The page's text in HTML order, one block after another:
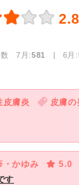
数 7月:581 | 6月:
皮膚炎
皮膚
・かゆみ
5.0
す